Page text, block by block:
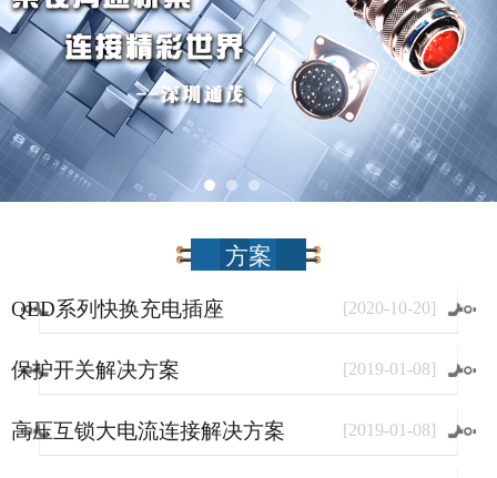
方案
QED系列快换充电插座 [2020-10-20]
保护开关解决方案 [2019-01 -08]
高压互锁大电流连接解决方案 [2019-01 -08]